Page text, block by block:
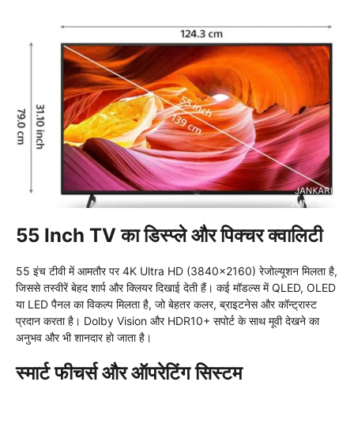
55 Inch TV का डिस्प्ले और पिक्चर क्वालिटी
55 इंच टीवी में आमतौर पर 4K Ultra HD (3840×2160) रेजोल्यूशन मिलता है,
जिससे तस्वीरें बेहद शार्प और क्लियर दिखाई देती हैं। कई मॉडल्स में QLED, OLED
या LED पैनल का विकल्प मिलता है, जो बेहतर कलर, ब्राइटनेस और कॉन्ट्रास्ट
प्रदान करता है। Dolby Vision और HDR10+ सपोर्ट के साथ मूवी देखने का
अनुभव और भी शानदार हो जाता है।
स्मार्ट फीचर्स और ऑपरेटिंग सिस्टम